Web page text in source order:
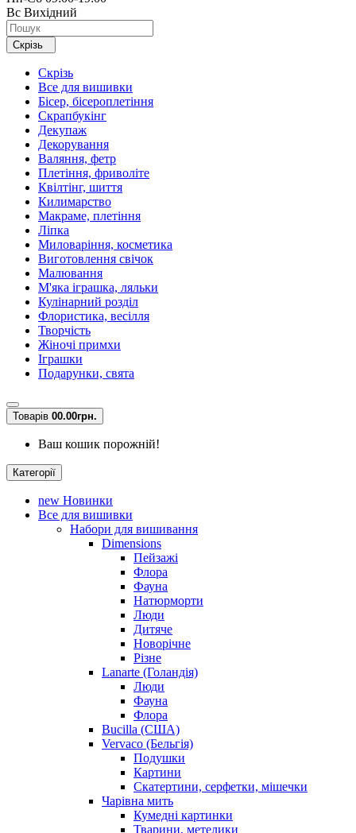
Вс Вихідний
Скрізь
Скрізь
Все для вишивки
Бісер, бісероплетіння
Скрапбукінг
Декупаж
Декорування
Валяння, фетр
Плетіння, фриволіте
Квілтінг, шиття
Килимарство
Макраме, плетіння
Ліпка
Миловаріння, косметика
Виготовлення свічок
Малювання
М'яка іграшка, ляльки
Кулінарний розділ
Флористика, весілля
Творчість
Жіночі примхи
Іграшки
Подарунки, свята
Товарів 00.00грн.
Ваш кошик порожній!
Категорії
new Новинки
Все для вишивки
Набори для вишивання
Dimensions
Пейзажі
Флора
Фауна
Натюрморти
Люди
Дитяче
Новорічне
Різне
Lanarte (Голандія)
Люди
Фауна
Флора
Bucilla (США)
Vervaco (Бельгія)
Подушки
Картини
Скатертини, серфетки, мішечки
Чарiвна мить
Кумедні картинки
Тварини, метелики